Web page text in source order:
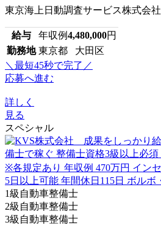
東京海上日動調査サービス株式会社
給与 年収例4,480,000円
勤務地 東京都 大田区
＼最短45秒で完了／
応募へ進む
詳しく
見る
スペシャル
1級自動車整備士
2級自動車整備士
3級自動車整備士